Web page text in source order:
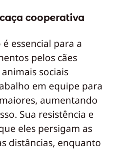
cooperativa
essencial para a
pelos cães
animais sociais
em equipe para
aumentando
Sua resistência e
eles persigam as
distâncias, enquanto